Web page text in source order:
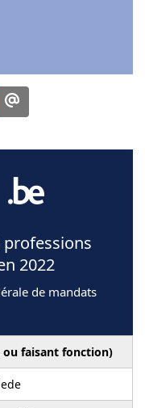
2022
de mandats
faisant fonction)